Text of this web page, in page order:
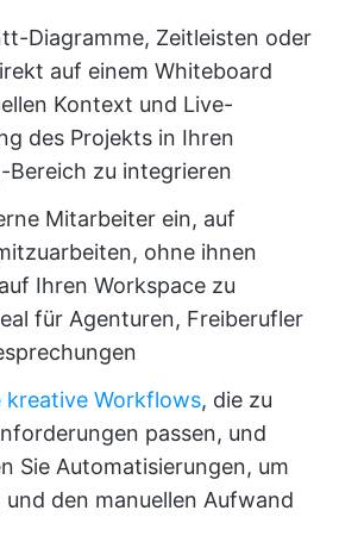
Diagramme, Zeitleisten oder
auf einem Whiteboard
Kontext und Live-
des Projekts in Ihren
Bereich zu integrieren
Mitarbeiter ein, auf
ohne ihnen
Ihren Workspace zu
für Agenturen, Freiberufler
kreative Workflows, die zu
passen, und
Sie Automatisierungen, um
und den manuellen Aufwand